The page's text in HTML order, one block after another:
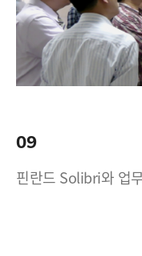
09
핀란드 Solibri와 업